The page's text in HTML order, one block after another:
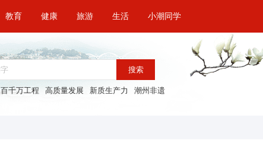
教育 健康 旅游 生活 小潮同学
搜索
百千万工程 高质量发展 新质生产力 潮州非遗